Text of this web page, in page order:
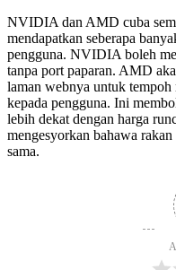
NVIDIA dan AMD cuba
mendapatkan seberapa
pengguna. NVIDIA boleh
tanpa port paparan. AMD
laman webnya untuk tempoh
kepada pengguna. Ini
lebih dekat dengan harga
mengesyorkan bahawa
sama.